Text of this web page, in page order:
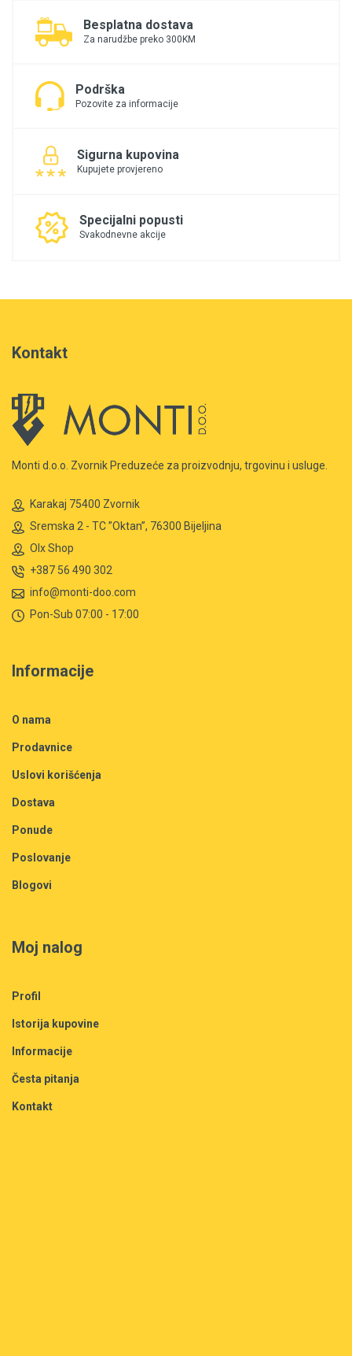
Besplatna dostava
Za narudžbe preko 300KM
Podrška
Pozovite za informacije
Sigurna kupovina
Kupujete provjereno
Specijalni popusti
Svakodnevne akcije
Kontakt
Monti d.o.o. Zvornik Preduzeće za proizvodnju, trgovinu i usluge.
Karakaj 75400 Zvornik
Sremska 2 - TC ”Oktan”, 76300 Bijeljina
Olx Shop
+387 56 490 302
info@monti-doo.com
Pon-Sub 07:00 - 17:00
Informacije
O nama
Prodavnice
Uslovi korišćenja
Dostava
Ponude
Poslovanje
Blogovi
Moj nalog
Profil
Istorija kupovine
Informacije
Česta pitanja
Kontakt